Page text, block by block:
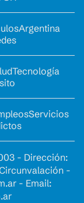
Argentina
Tecnología
Servicios
- Dirección:
-
- Email: